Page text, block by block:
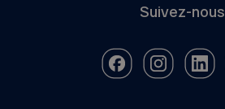
Suivez-nous